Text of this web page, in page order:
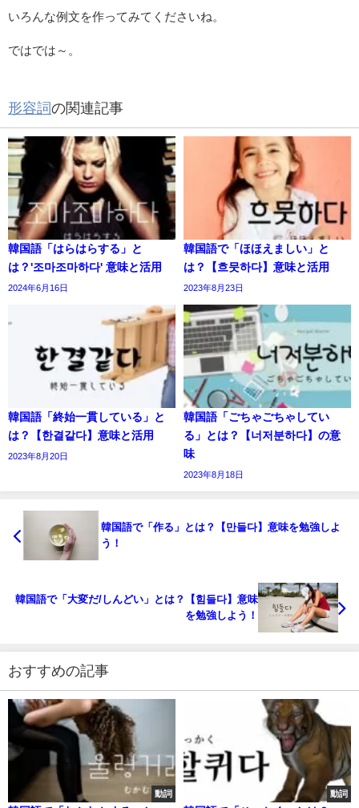
いろんな例文を作ってみてくださいね。
ではでは～。
形容詞の関連記事
韓国語「はらはらする」と
は？'조마조마하다' 意味と活用
2024年6月16日
韓国語で「ほほえましい」と
は？【흐뭇하다】意味と活用
2023年8月23日
韓国語「終始一貫している」と
は？【한결같다】意味と活用
2023年8月20日
韓国語「ごちゃごちゃしてい
る」とは？【너저분하다】の意
味
2023年8月18日
韓国語で「作る」とは？【만들다】意味を勉強しよ
う！
韓国語で「大変だ/しんどい」とは？【힘들다】意味
を勉強しよう！
おすすめの記事
動詞 動詞